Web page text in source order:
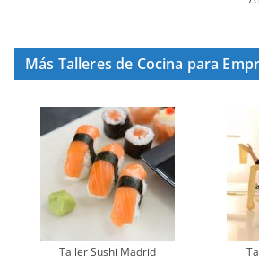
Más Talleres de Cocina para
Taller Sushi Madrid